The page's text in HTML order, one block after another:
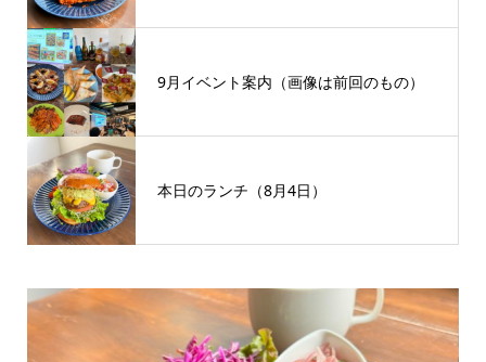
9月イベント案内（画像は前回のもの）
本日のランチ（8月4日）